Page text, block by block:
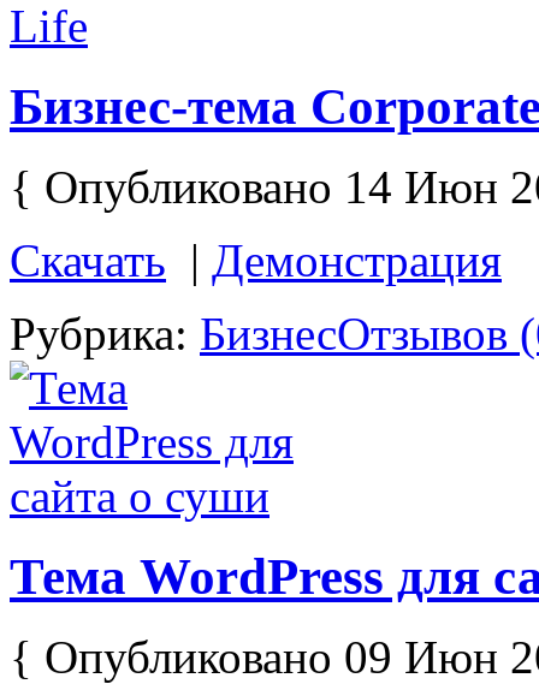
Бизнес-тема
{ Опубликовано 14 Июн
Скачать | Демонстрация
Рубрика: БизнесОтзывов
Тема WordPress для
{ Опубликовано 09 Июн